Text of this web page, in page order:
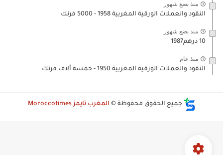
منذ بضع شهور
النقود والعملات الورقية المغربية 1958 - 5000 فرنك
منذ بضع شهور
10 درهم1987
منذ عام
النقود والعملات الورقية المغربية 1950 - خمسة ألاف فرنك
جميع الحقوق محفوظة © المغرب تايمز Moroccotimes